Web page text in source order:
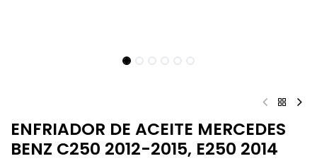
ENFRIADOR DE ACEITE MERCEDES
BENZ C250 2012-2015, E250 2014